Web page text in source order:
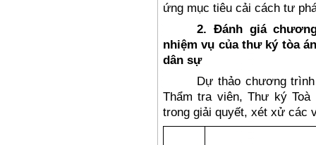
ứng mục tiêu cải cách tư ph
2. Đánh giá
nhiệm vụ của thư ký tòa
dân sự
Dự thảo chương
Thẩm tra viên, Thư ký
trong giải quyết, xét xử các